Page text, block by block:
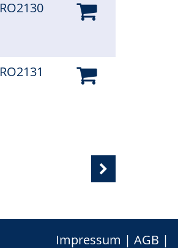
RO2130
RO2131
Impressum | AGB |